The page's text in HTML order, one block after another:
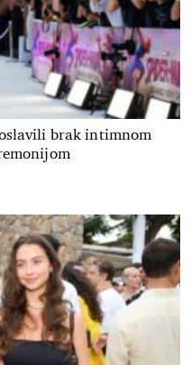
brak intimnom